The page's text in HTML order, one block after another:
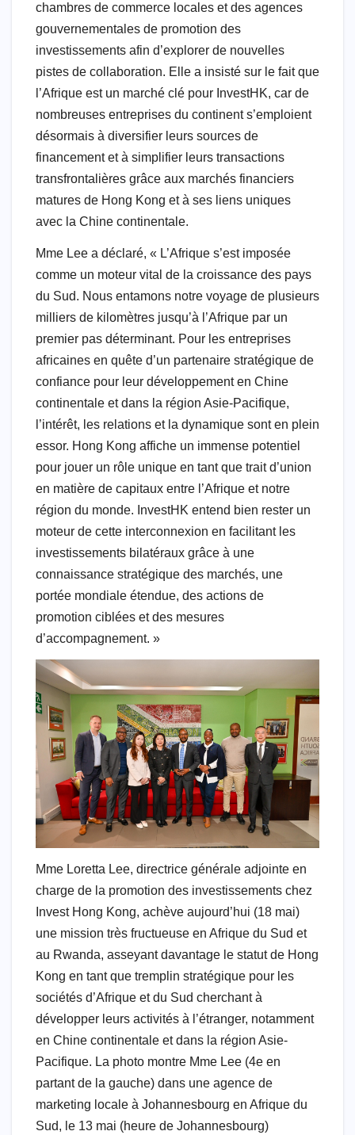
chambres de commerce locales et des agences
gouvernementales de promotion des
investissements afin d’explorer de nouvelles
pistes de collaboration. Elle a insisté sur le fait que
l’Afrique est un marché clé pour InvestHK, car de
nombreuses entreprises du continent s’emploient
désormais à diversifier leurs sources de
financement et à simplifier leurs transactions
transfrontalières grâce aux marchés financiers
matures de Hong Kong et à ses liens uniques
avec la Chine continentale.
Mme Lee a déclaré, « L’Afrique s’est imposée
comme un moteur vital de la croissance des pays
du Sud. Nous entamons notre voyage de plusieurs
milliers de kilomètres jusqu’à l’Afrique par un
premier pas déterminant. Pour les entreprises
africaines en quête d’un partenaire stratégique de
confiance pour leur développement en Chine
continentale et dans la région Asie-Pacifique,
l’intérêt, les relations et la dynamique sont en plein
essor. Hong Kong affiche un immense potentiel
pour jouer un rôle unique en tant que trait d’union
en matière de capitaux entre l’Afrique et notre
région du monde. InvestHK entend bien rester un
moteur de cette interconnexion en facilitant les
investissements bilatéraux grâce à une
connaissance stratégique des marchés, une
portée mondiale étendue, des actions de
promotion ciblées et des mesures
d’accompagnement. »
Mme Loretta Lee, directrice générale adjointe en
charge de la promotion des investissements chez
Invest Hong Kong, achève aujourd’hui (18 mai)
une mission très fructueuse en Afrique du Sud et
au Rwanda, asseyant davantage le statut de Hong
Kong en tant que tremplin stratégique pour les
sociétés d’Afrique et du Sud cherchant à
développer leurs activités à l’étranger, notamment
en Chine continentale et dans la région Asie-
Pacifique. La photo montre Mme Lee (4e en
partant de la gauche) dans une agence de
marketing locale à Johannesbourg en Afrique du
Sud, le 13 mai (heure de Johannesbourg)